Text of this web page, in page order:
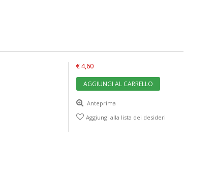
€ 4,60
AGGIUNGI AL CARRELLO
Anteprima
Aggiungi alla lista dei desideri